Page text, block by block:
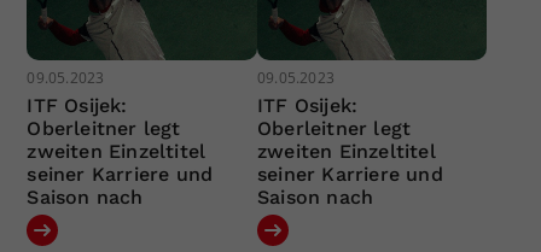
09.05.2023
ITF Osijek:
Oberleitner legt
zweiten Einzeltitel
seiner Karriere und
Saison nach
09.05.2023
ITF Osijek:
Oberleitner legt
zweiten Einzeltitel
seiner Karriere und
Saison nach